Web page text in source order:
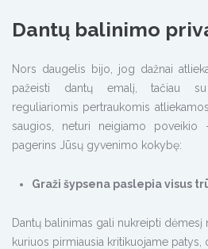
Dantų balinimo
Nors daugelis bijo, jog dažnai
pažeisti dantų emalį, tačiau su
reguliariomis pertraukomis
saugios, neturi neigiamo
pagerins Jūsų gyvenimo kokybę:
Graži šypsena paslepia visus
Dantų balinimas gali nukreipti dėmesį
kuriuos pirmiausia kritikuojame patys,